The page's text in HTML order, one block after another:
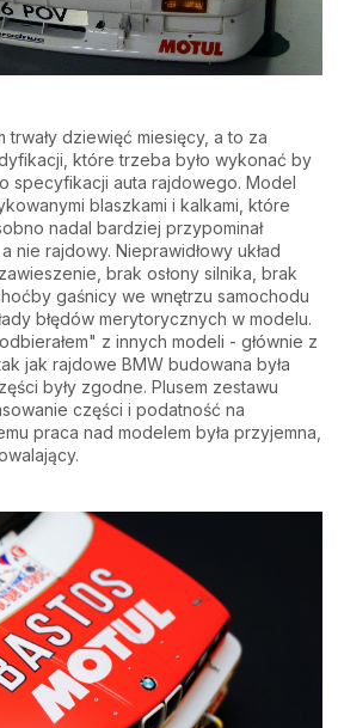
trwały dziewięć miesięcy, a to za
które trzeba było wykonać by
specyfikacji auta rajdowego. Model
blaszkami i kalkami, które
nadal bardziej przypominał
nie rajdowy. Nieprawidłowy układ
brak osłony silnika, brak
gaśnicy we wnętrzu samochodu
błędów merytorycznych w modelu.
z innych modeli - głównie z
jak rajdowe BMW budowana była
były zgodne. Plusem zestawu
części i podatność na
praca nad modelem była przyjemna,